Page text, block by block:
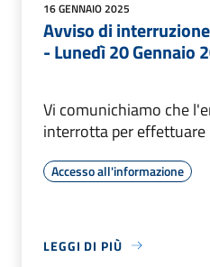
16 GENNAIO 2025
Avviso di
- Lunedì 20 Gennaio
Vi comunichiamo che
interrotta per
Accesso all'informazione
LEGGI DI PIÙ